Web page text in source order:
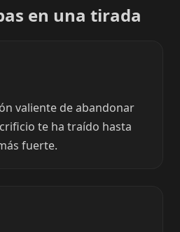
en una tirada
valiente de abandonar
te ha traído hasta
fuerte.